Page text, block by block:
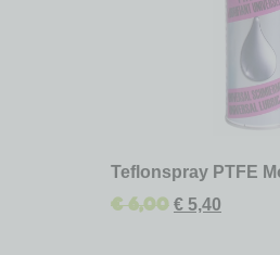
Teflonspray PTFE
€6,00 € 5,40